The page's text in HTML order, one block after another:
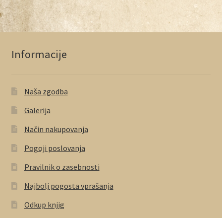
Informacije
Naša zgodba
Galerija
Način nakupovanja
Pogoji poslovanja
Pravilnik o zasebnosti
Najbolj pogosta vprašanja
Odkup knjig